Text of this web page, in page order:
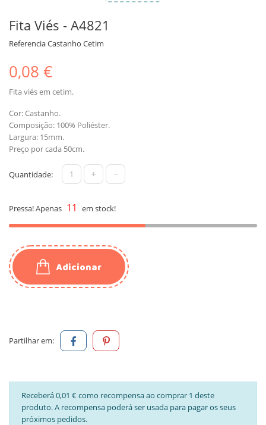
Fita Viés - A4821
ReferenciaCastanho Cetim
0,08 €
Fita viés em cetim.
Cor: Castanho.
Composição: 100% Poliéster.
Largura: 15mm.
Preço por cada 50cm.
Quantidade: + -
Pressa! Apenas 11 em stock!
Adicionar
Partilhar em:
Receberá 0,01 € como recompensa ao comprar 1 deste
produto. A recompensa poderá ser usada para pagar os seus
próximos pedidos.